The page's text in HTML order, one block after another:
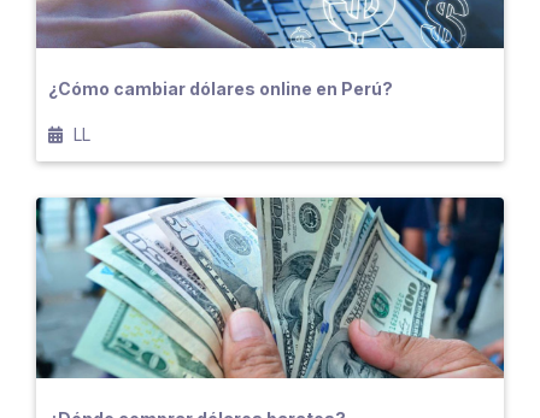
¿Cómo cambiar dólares online en Perú?
LL